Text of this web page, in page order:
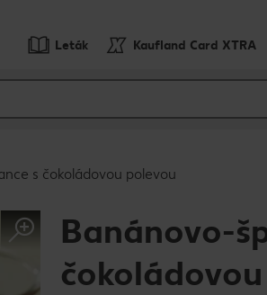
Leták Kaufland Card XTRA
s čokoládovou polevou
Banánovo-